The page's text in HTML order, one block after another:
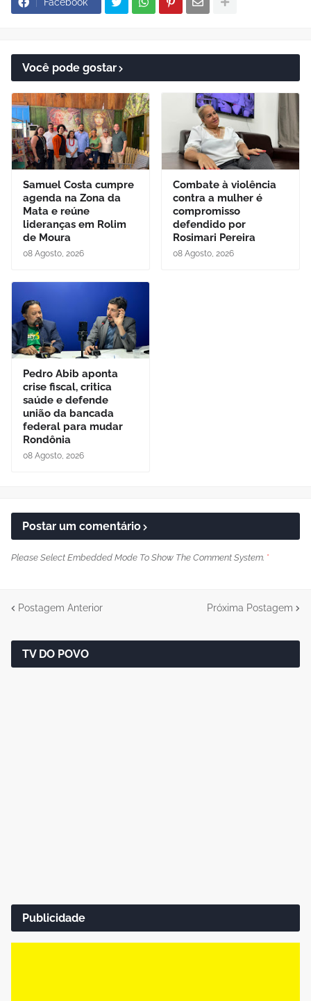
Facebook
Você pode gostar
Samuel Costa cumpre
agenda na Zona da
Mata e reúne
lideranças em Rolim
de Moura
08 Agosto, 2026
Combate à violência
contra a mulher é
compromisso
defendido por
Rosimari Pereira
08 Agosto, 2026
Pedro Abib aponta
crise fiscal, critica
saúde e defende
união da bancada
federal para mudar
Rondônia
08 Agosto, 2026
Postar um comentário
Please Select Embedded Mode To Show The Comment System. *
Postagem Anterior Próxima Postagem
TV DO POVO
Publicidade